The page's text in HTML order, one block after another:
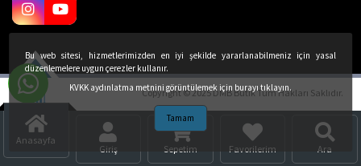
Copyright © 2025 DMB Butik Tüm Hakları Saklıdır.
Anasayfa
Giriş Sepetim Favorilerim Ara
Bu web sitesi, hizmetlerimizden en iyi şekilde yararlanabilmeniz için yasal
düzenlemelere uygun çerezler kullanır.
KVKK aydınlatma metnini görüntülemek için burayı tıklayın.
Tamam